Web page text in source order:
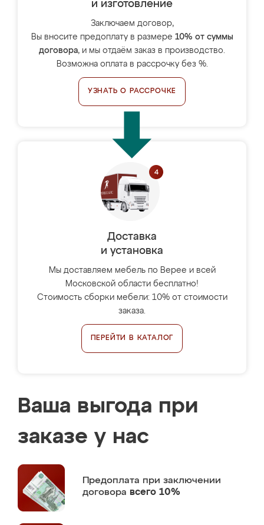
и изготовление
Заключаем договор,
Вы вносите предоплату в размере 10% от суммы
договора, и мы отдаём заказ в производство.
Возможна оплата в рассрочку без %.
УЗНАТЬ О РАССРОЧКЕ
Доставка
и установка
Мы доставляем мебель по Верее и всей
Московской области бесплатно!
Стоимость сборки мебели: 10% от стоимости
заказа.
ПЕРЕЙТИ В КАТАЛОГ
Ваша выгода при
заказе у нас
Предоплата при заключении
договора всего 10%